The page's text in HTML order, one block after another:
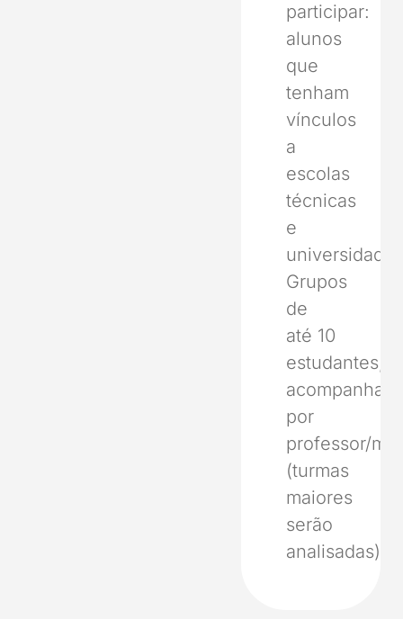
participar:
alunos
que
tenham
vínculos
a
escolas
técnicas
e
Grupos
de
até 10
estudantes,
por
professor/
(turmas
maiores
serão
analisadas).